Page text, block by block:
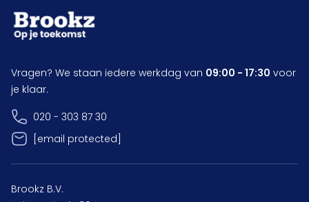
Vragen? We staan iedere werkdag van 09:00 - 17:30 voor
je klaar.
020 - 303 87 30
[email protected]
Brookz B.V.